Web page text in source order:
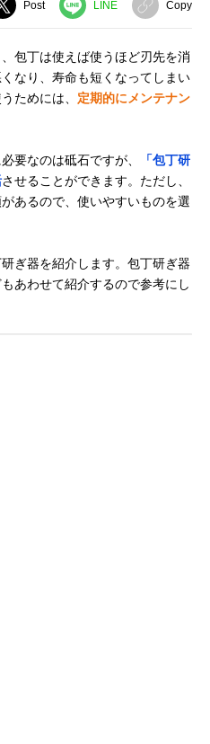
Post LINE Copy
包丁は使えば使うほど刃先を消
なり、寿命も短くなってしまい
ためには、 定期的にメンテナン
要なのは砥石ですが、
「包丁研
させることができます。ただし、
あるので、使いやすいものを選
ぎ器を紹介します。包丁研ぎ器
あわせて紹介するので参考にし